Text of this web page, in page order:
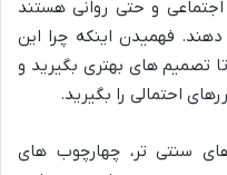
اجتماعی و حتی روانی هستند
فهمیدن اینکه چرا این
تصمیم های بهتری بگیرید و
احتمالی را بگیرید.
سنتی تر، چهارچوب های